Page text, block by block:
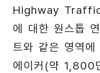
Highway Traffic
에 대한 원스톱
트와 같은 영역
에이커(약 1,800